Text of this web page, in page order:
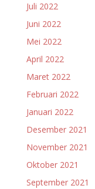
Juli 2022
Juni 2022
Mei 2022
April 2022
Maret 2022
Februari 2022
Januari 2022
Desember 2021
November 2021
Oktober 2021
September 2021